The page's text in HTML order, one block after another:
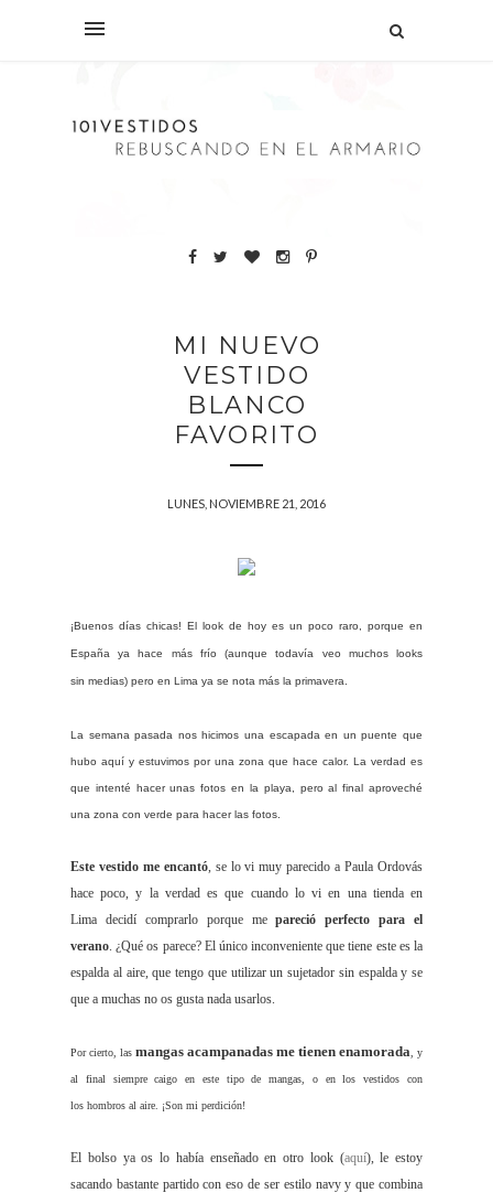
MI NUEVO
VESTIDO
BLANCO
FAVORITO
LUNES, NOVIEMBRE 21, 2016
¡Buenos días chicas! El look de hoy es un poco raro, porque en
España ya hace más frío (aunque todavía veo muchos looks
sin medias) pero en Lima ya se nota más la primavera.
La semana pasada nos hicimos una escapada en un puente que
hubo aquí y estuvimos por una zona que hace calor. La verdad es
que intenté hacer unas fotos en la playa, pero al final aproveché
una zona con verde para hacer las fotos.
Este vestido me encantó, se lo vi muy parecido a Paula Ordovás
hace poco, y la verdad es que cuando lo vi en una tienda en
Lima decidí comprarlo porque mepareció perfecto para el
verano . ¿Qué os parece? El único inconveniente que tiene este es la
espalda al aire, que tengo que utilizar un sujetador sin espalda y se
que a muchas no os gusta nada usarlos.
Por cierto, las mangas acampanadas me tienen enamorada , y
al final siempre caigo en este tipo de mangas, o en los vestidos con
los hombros al aire. ¡Son mi perdición!
El bolso ya os lo había enseñado en otro look (aquí), le estoy
sacando bastante partido con eso de ser estilo navy y que combina